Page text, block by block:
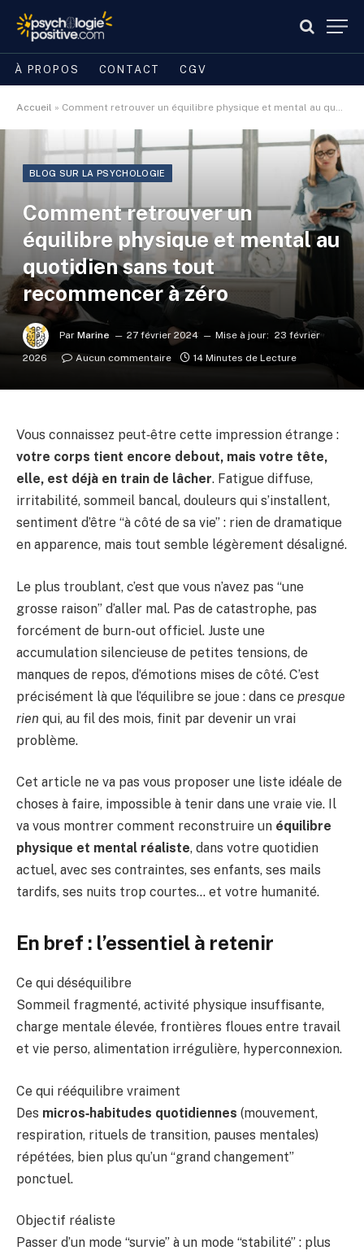
À PROPOS CONTACT CGV
Accueil » Comment retrouver un équilibre physique et mental au quotidien sans tout recommencer à zéro
BLOG SUR LA PSYCHOLOGIE
Comment retrouver un
équilibre physique et mental au
quotidien sans tout
recommencer à zéro
Par Marine 27 février 2024 Mise à jour: 23 février
2026
Aucun commentaire 14 Minutes de Lecture
Vous connaissez peut‑être cette impression étrange :
votre corps tient encore debout, mais votre tête,
elle, est déjà en train de lâcher. Fatigue diffuse,
irritabilité, sommeil bancal, douleurs qui s’installent,
sentiment d’être “à côté de sa vie” : rien de dramatique
en apparence, mais tout semble légèrement désaligné.
Le plus troublant, c’est que vous n’avez pas “une
grosse raison” d’aller mal. Pas de catastrophe, pas
forcément de burn-out officiel. Juste une
accumulation silencieuse de petites tensions, de
manques de repos, d’émotions mises de côté. C’est
précisément là que l’équilibre se joue : dans ce presque
rien qui, au fil des mois, finit par devenir un vrai
problème.
Cet article ne va pas vous proposer une liste idéale de
choses à faire, impossible à tenir dans une vraie vie. Il
va vous montrer comment reconstruire un équilibre
physique et mental réaliste, dans votre quotidien
actuel, avec ses contraintes, ses enfants, ses mails
tardifs, ses nuits trop courtes… et votre humanité.
En bref : l’essentiel à retenir
Ce qui déséquilibre
Sommeil fragmenté, activité physique insuffisante,
charge mentale élevée, frontières floues entre travail
et vie perso, alimentation irrégulière, hyperconnexion.
Ce qui rééquilibre vraiment
Des micros‑habitudes quotidiennes (mouvement,
respiration, rituels de transition, pauses mentales)
répétées, bien plus qu’un “grand changement”
ponctuel.
Objectif réaliste
Passer d’un mode “survie” à un mode “stabilité” : plus